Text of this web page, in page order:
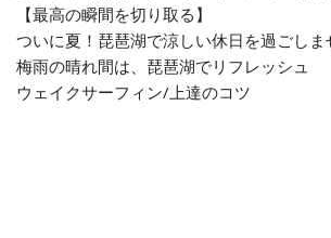
【最高の瞬間を切り取る】
ついに夏！琵琶湖で涼しい休日を過ごしま
梅雨の晴れ間は、琵琶湖でリフレッシュ
ウェイクサーフィン/上達のコツ